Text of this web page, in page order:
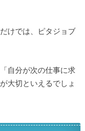
けでは、ピタジョブ
自分が次の仕事に求
大切といえるでしょ